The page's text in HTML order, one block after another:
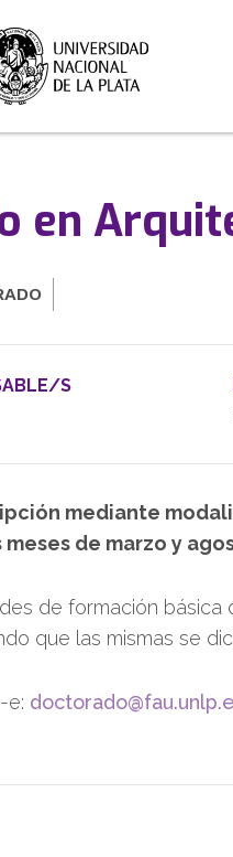
en
S
mediante
de marzo y
de formación
que las mismas se
e: